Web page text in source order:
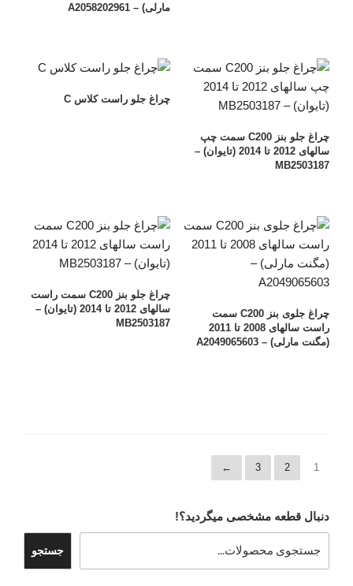
مارلی) – A2058202961
چراغ جلو بنز C200 سمت چپ
سالهای 2012 تا 2014 (تایوان) –
MB2503187
چراغ جلو راست کلاس C
چراغ جلوی بنز C200 سمت
راست سالهای 2008 تا 2011
(مگنت مارلی) – A2049065603
چراغ جلو بنز C200 سمت راست
سالهای 2012 تا 2014 (تایوان) –
MB2503187
1
2
3
←
دنبال قطعه مشخصی میگردید؟!
جستجو